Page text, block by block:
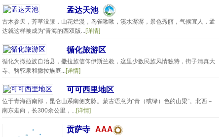
孟达天池
古木参天，芳草没膝，山花烂漫，鸟雀啾啾，溪水潺潺，景色秀丽，气候宜人，孟
达就这样被成为“青海的西双版...[详情]
循化旅游区
循化为撒拉族自治县，撒拉族信仰伊斯兰教，这里少数民族风情独特，街子清真大
寺、骆驼泉和撒拉族庭...[详情]
可可西里地区
位于青海西南部，昆仑山系南侧支脉。蒙古语意为“青（或绿）色的山梁”。北西－
南东走向，长300余公里，...[详情]
贡萨寺 AAA